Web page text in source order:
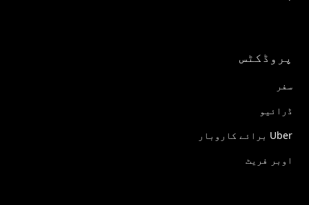
پروڈکٹس
سفر
ڈرائیو
Uber برائے کاروبار
اوبر فریٹ